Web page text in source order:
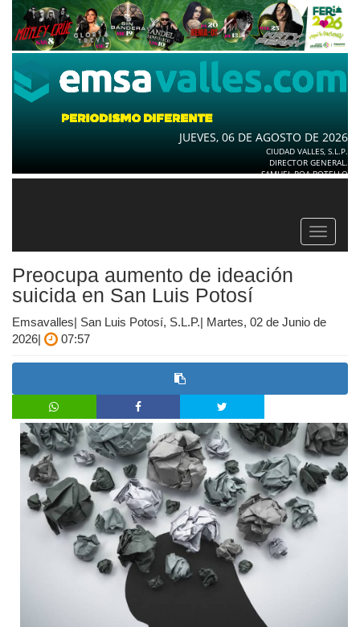
JUEVES, 06 DE AGOSTO DE 2026
CIUDAD VALLES, S.L.P.
DIRECTOR GENERAL.
SAMUEL ROA BOTELLO
Toggle
Preocupa aumento de ideación
suicida en San Luis Potosí
Emsavalles| San Luis Potosí, S.L.P.| Martes, 02 de Junio de
2026|
07:57